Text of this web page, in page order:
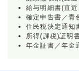
給与明細書(直
確定申告書／青
住民税決定通知
所得(課税)証明
年金証書／年金